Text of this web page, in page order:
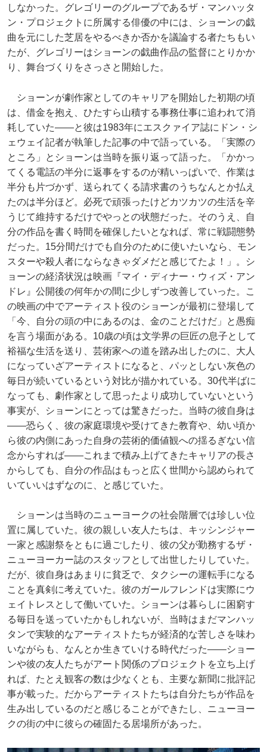
しなかった。グレゴリーのグループであるザ・マンハッタ
ン・プロジェクトに所属する俳優の中には、ショーンの戯
曲を元にした芝居をやるべきか否かを議論する者たちもい
たが、グレゴリーはショーンの戯曲作品の監督にとりかか
り、舞台づくりをさっさと開始した。
ショーンが劇作家としてのキャリアを開始した初期の頃
は、借金を抱え、ひたすら山積する事務仕事に追われて消
耗していた――と彼は1983年にエスクァイア誌にドン・シ
ェウェイ記者が執筆した記事の中で語っている。「実際の
ところ」とショーンは当時を振り返って語った。「かかっ
てくる電話の半分に返事をするのが精いっぱいで、作業は
半分も片づかず、送られてくる請求書のうちなんとか払え
たのは半分ほど。必死で頑張ったけどカツカツの生活を辛
うじて維持するだけでやっとの状態だった。そのうえ、自
分の作品を書く時間を確保したいとなれば、常に戦闘態勢
だった。15分間だけでも自分のために使いたいなら、モン
スターや殺人者にならなきゃダメだと感じてたよ！」。シ
ョーンの経済状況は映画『マイ・ディナー・ウィズ・アン
ドレ』公開後の何年かの間に少しずつ改善していった。こ
の映画の中でアーティスト役のショーンが最初に登場して
「今、自分の頭の中にあるのは、金のことだけだ」と愚痴
を言う場面がある。10歳の頃は文学界の巨匠の息子として
裕福な生活を送り、芸術家への道を踏み出したのに、大人
になっていざアーティストになると、パッとしない灰色の
毎日が続いているという対比が描かれている。30代半ばに
なっても、劇作家として思ったより成功していないという
事実が、ショーンにとっては驚きだった。当時の彼自身は
――恐らく、彼の家庭環境や受けてきた教育や、幼い頃か
ら彼の内側にあった自身の芸術的価値観への揺るぎない信
念からすれば――これまで積み上げてきたキャリアの長さ
からしても、自分の作品はもっと広く世間から認められて
いていいはずなのに、と感じていた。
ショーンは当時のニューヨークの社会階層では珍しい位
置に属していた。彼の親しい友人たちは、キッシンジャー
一家と感謝祭をともに過ごしたり、彼の父が勤務するザ・
ニューヨーカー誌のスタッフとして出世したりしていた。
だが、彼自身はあまりに貧乏で、タクシーの運転手になる
ことを真剣に考えていた。彼のガールフレンドは実際にウ
ェイトレスとして働いていた。ショーンは暮らしに困窮す
る毎日を送っていたかもしれないが、当時はまだマンハッ
タンで実験的なアーティストたちが経済的な苦しさを味わ
いながらも、なんとか生きていける時代だった――ショー
ンや彼の友人たちがアート関係のプロジェクトを立ち上げ
れば、たとえ観客の数は少なくとも、主要な新聞に批評記
事が載った。だからアーティストたちは自分たちが作品を
生み出しているのだと感じることができたし、ニューヨー
クの街の中に彼らの確固たる居場所があった。